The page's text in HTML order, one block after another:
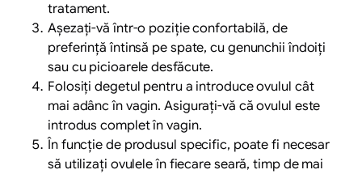
tratament.
Așezați-vă într-o poziție confortabilă, de
preferință întinsă pe spate, cu genunchii îndoiți
sau cu picioarele desfăcute.
Folosiți degetul pentru a introduce ovulul cât
mai adânc în vagin. Asigurați-vă că ovulul este
introdus complet în vagin.
În funcție de produsul specific, poate fi necesar
să utilizați ovulele în fiecare seară, timp de mai